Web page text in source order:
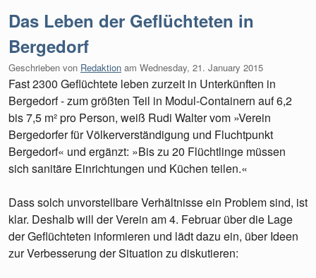
Das Leben der Geflüchteten in
Bergedorf
Geschrieben von Redaktion am Wednesday, 21. January 2015
Fast 2300 Geflüchtete leben zurzeit in Unterkünften in
Bergedorf - zum größten Teil in Modul-Containern auf 6,2
bis 7,5 m² pro Person, weiß Rudi Walter vom »Verein
Bergedorfer für Völkerverständigung und Fluchtpunkt
Bergedorf« und ergänzt: »Bis zu 20 Flüchtlinge müssen
sich sanitäre Einrichtungen und Küchen teilen.«
Dass solch unvorstellbare Verhältnisse ein Problem sind, ist
klar. Deshalb will der Verein am 4. Februar über die Lage
der Geflüchteten informieren und lädt dazu ein, über Ideen
zur Verbesserung der Situation zu diskutieren: